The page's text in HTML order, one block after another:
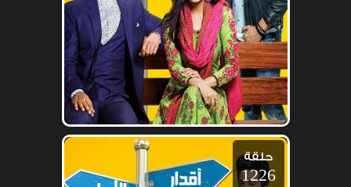
حلقة
1226